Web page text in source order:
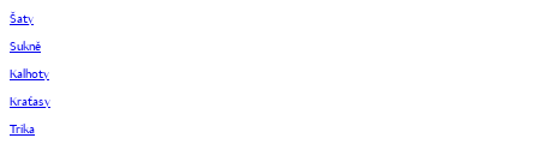
Šaty
Sukně
Kalhoty
Kraťasy
Trika